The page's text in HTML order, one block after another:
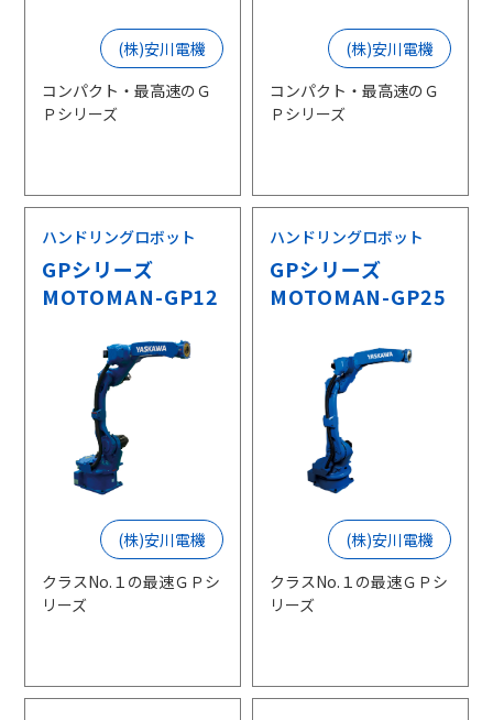
(株)安川電機
コンパクト・最高速のＧ
Ｐシリーズ
(株)安川電機
コンパクト・最高速のＧ
Ｐシリーズ
ハンドリングロボット
GPシリーズ
MOTOMAN-GP12
(株)安川電機
クラスNo.１の最速ＧＰシ
リーズ
ハンドリングロボット
GPシリーズ
MOTOMAN-GP25
(株)安川電機
クラスNo.１の最速ＧＰシ
リーズ